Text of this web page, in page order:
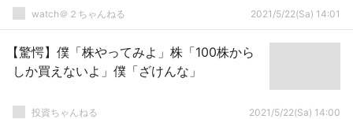
watch＠２ちゃんねる 2021/5/22(Sa) 14:01
【驚愕】僕「株やってみよ」株「100株から
しか買えないよ」僕「ざけんな」
投資ちゃんねる 2021/5/22(Sa) 14:00